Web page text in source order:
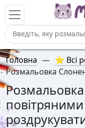
Головна — ⭐ Всі
Розмальовка